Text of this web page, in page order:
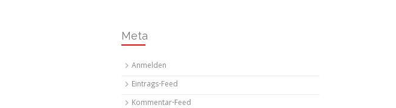
Meta
Anmelden
Eintrags-Feed
Kommentar-Feed